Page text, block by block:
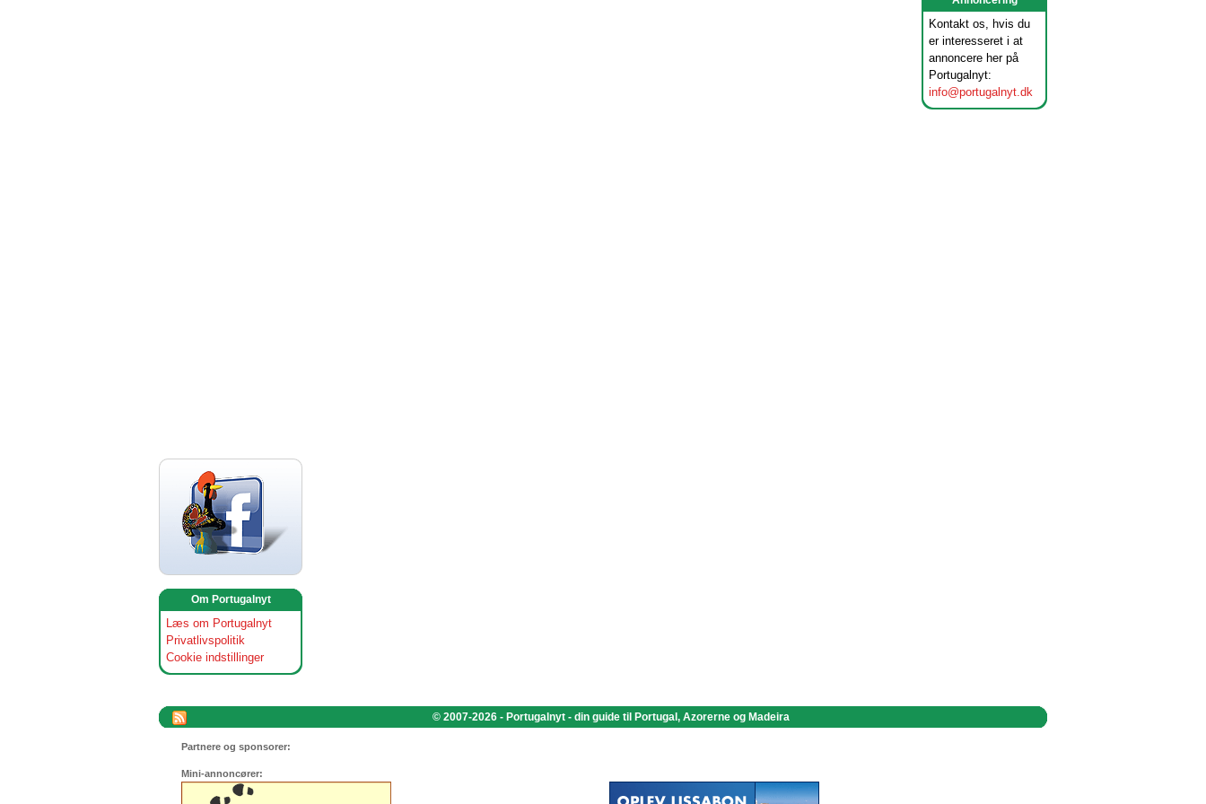
Kontakt os, hvis du
er interesseret i at
annoncere her på
Portugalnyt:
info@portugalnyt.dk
Om Portugalnyt
Læs om Portugalnyt
Privatlivspolitik
Cookie indstillinger
© 2007-2026 - Portugalnyt - din guide til Portugal, Azorerne og Madeira
Partnere og sponsorer:
Mini-annoncører: